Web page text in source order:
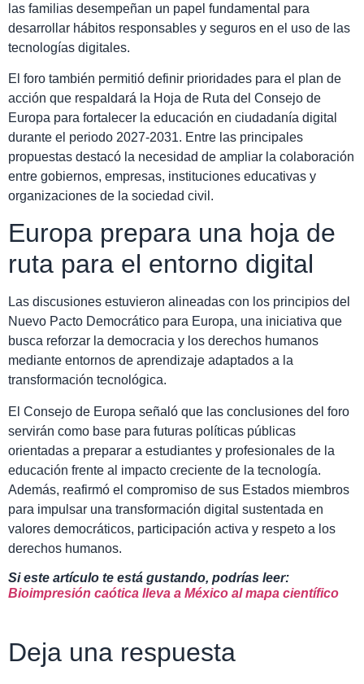
las familias desempeñan un papel fundamental para
desarrollar hábitos responsables y seguros en el uso de las
tecnologías digitales.
El foro también permitió definir prioridades para el plan de
acción que respaldará la Hoja de Ruta del Consejo de
Europa para fortalecer la educación en ciudadanía digital
durante el periodo 2027-2031. Entre las principales
propuestas destacó la necesidad de ampliar la colaboración
entre gobiernos, empresas, instituciones educativas y
organizaciones de la sociedad civil.
Europa prepara una hoja de
ruta para el entorno digital
Las discusiones estuvieron alineadas con los principios del
Nuevo Pacto Democrático para Europa, una iniciativa que
busca reforzar la democracia y los derechos humanos
mediante entornos de aprendizaje adaptados a la
transformación tecnológica.
El Consejo de Europa señaló que las conclusiones del foro
servirán como base para futuras políticas públicas
orientadas a preparar a estudiantes y profesionales de la
educación frente al impacto creciente de la tecnología.
Además, reafirmó el compromiso de sus Estados miembros
para impulsar una transformación digital sustentada en
valores democráticos, participación activa y respeto a los
derechos humanos.
Si este artículo te está gustando, podrías leer:
Bioimpresión caótica lleva a México al mapa científico
Deja una respuesta